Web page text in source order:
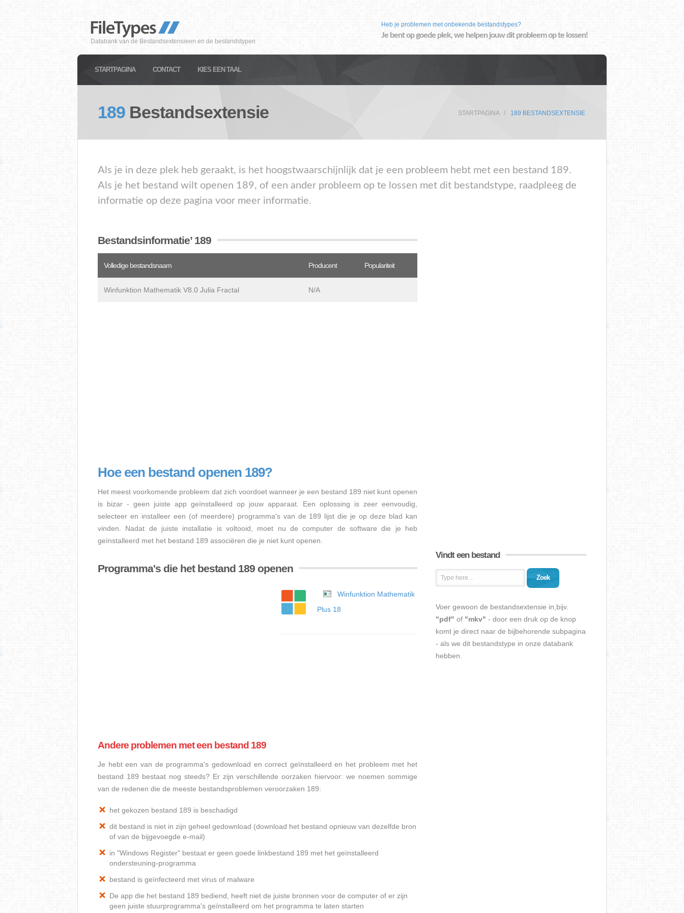
Databank van de Bestandsextensieen en de bestandstypen
Heb je problemen met onbekende bestandstypes?
Je bent op goede plek, we helpen jouw dit probleem op te lossen!
STARTPAGINA CONTACT KIES EEN TAAL
189 Bestandsextensie STARTPAGINA 189 BESTANDSEXTENSIE
Als je in deze plek heb geraakt, is het hoogstwaarschijnlijk dat je een probleem hebt met een bestand 189.
Als je het bestand wilt openen 189, of een ander probleem op te lossen met dit bestandstype, raadpleeg de
informatie op deze pagina voor meer informatie.
Bestandsinformatie’ 189
Volledige bestandsnaam Producent Populariteit
Winfunktion Mathematik V8.0 Julia Fractal N/A
Hoe een bestand openen 189?
Het meest voorkomende probleem dat zich voordoet wanneer je een bestand 189 niet kunt openen
is bizar - geen juiste app geïnstalleerd op jouw apparaat. Een oplossing is zeer eenvoudig,
selecteer en installeer een (of meerdere) programma's van de 189 lijst die je op deze blad kan
vinden. Nadat de juiste installatie is voltooid, moet nu de computer de software die je heb
geïnstalleerd met het bestand 189 associëren die je niet kunt openen.
Programma's die het bestand 189 openen
Winfunktion Mathematik
Plus 18
Andere problemen met een bestand 189
Je hebt een van de programma's gedownload en correct geïnstalleerd en het probleem met het
bestand 189 bestaat nog steeds? Er zijn verschillende oorzaken hiervoor: we noemen sommige
van de redenen die de meeste bestandsproblemen veroorzaken 189:
het gekozen bestand 189 is beschadigd
dit bestand is niet in zijn geheel gedownload (download het bestand opnieuw van dezelfde bron
of van de bijgevoegde e-mail)
in "Windows Register" bestaat er geen goede linkbestand 189 met het geïnstalleerd
ondersteuning-programma
bestand is geïnfecteerd met virus of malware
De app die het bestand 189 bediend, heeft niet de juiste bronnen voor de computer of er zijn
geen juiste stuurprogramma's geïnstalleerd om het programma te laten starten
Vindt een bestand
Zoek
Voer gewoon de bestandsextensie in,bijv.
"pdf" of "mkv" - door een druk op de knop
komt je direct naar de bijbehorende subpagina
- als we dit bestandstype in onze databank
hebben.